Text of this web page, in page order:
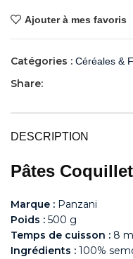
Ajouter à mes favoris
Catégories : Céréales &
Share:
DESCRIPTION
Pâtes
Marque : Panzani
Poids : 500 g
Temps de cuisson : 8
Ingrédients : 100%